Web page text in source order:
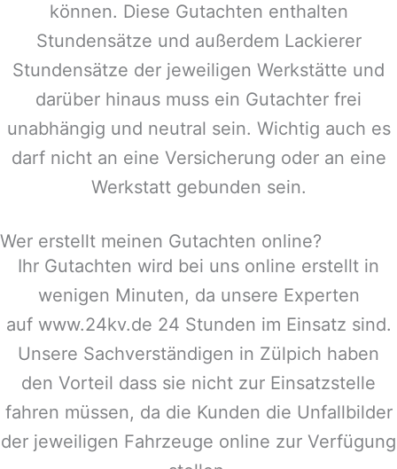
können. Diese Gutachten enthalten
Stundensätze und außerdem Lackierer
Stundensätze der jeweiligen Werkstätte und
darüber hinaus muss ein Gutachter frei
unabhängig und neutral sein. Wichtig auch es
darf nicht an eine Versicherung oder an eine
Werkstatt gebunden sein.
Wer erstellt meinen Gutachten online?
Ihr Gutachten wird bei uns online erstellt in
wenigen Minuten, da unsere Experten
auf www.24kv.de 24 Stunden im Einsatz sind.
Unsere Sachverständigen in Zülpich haben
den Vorteil dass sie nicht zur Einsatzstelle
fahren müssen, da die Kunden die Unfallbilder
der jeweiligen Fahrzeuge online zur Verfügung